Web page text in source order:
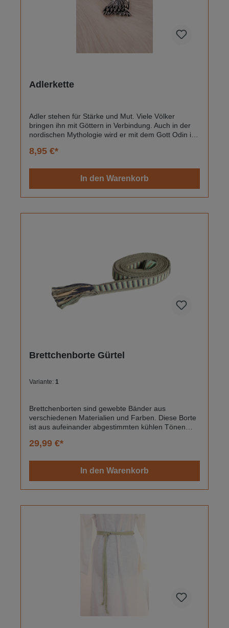
Adlerkette
Adler stehen für Stärke und Mut. Viele Völker
bringen ihn mit Göttern in Verbindung. Auch in der
nordischen Mythologie wird er mit dem Gott Odin in
immer ein Adler auf Yggdrasil und beobachtete das
Karabiner verschlossen.Gesamtlänge der Kette ist
60 cm. Der Adleranhänger ist ca. 2 x 2 cm groß.
8,95 €*
In den Warenkorb
Brettchenborte Gürtel
Variante: 1
Brettchenborten sind gewebte Bänder aus
verschiedenen Materialien und Farben. Diese Borte
ist aus aufeinander abgestimmten kühlen Tönen
Gürtel verwendet werden, als Taschenhenkel oder
100% Baumwolle und waschbar.
29,99 €*
In den Warenkorb